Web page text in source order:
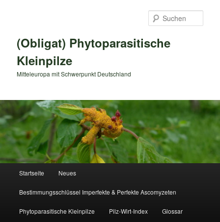
(Obligat) Phytoparasitische
Kleinpilze
Mitteleuropa mit Schwerpunkt Deutschland
Startseite Neues
Bestimmungsschlüssel Imperfekte & Perfekte Ascomyzeten
Phytoparasitische Kleinpilze Pilz-Wirt-Index Glossar